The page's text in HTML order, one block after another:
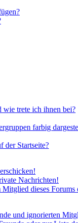
wie trete ich ihnen bei?
farbig
der Startseite?
Nachrichten!
dieses Forums
und ignorierten